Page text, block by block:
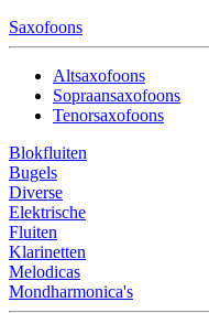
Saxofoons
Altsaxofoons
Sopraansaxofoons
Tenorsaxofoons
Blokfluiten
Bugels
Diverse
Elektrische
Fluiten
Klarinetten
Melodicas
Mondharmonica's